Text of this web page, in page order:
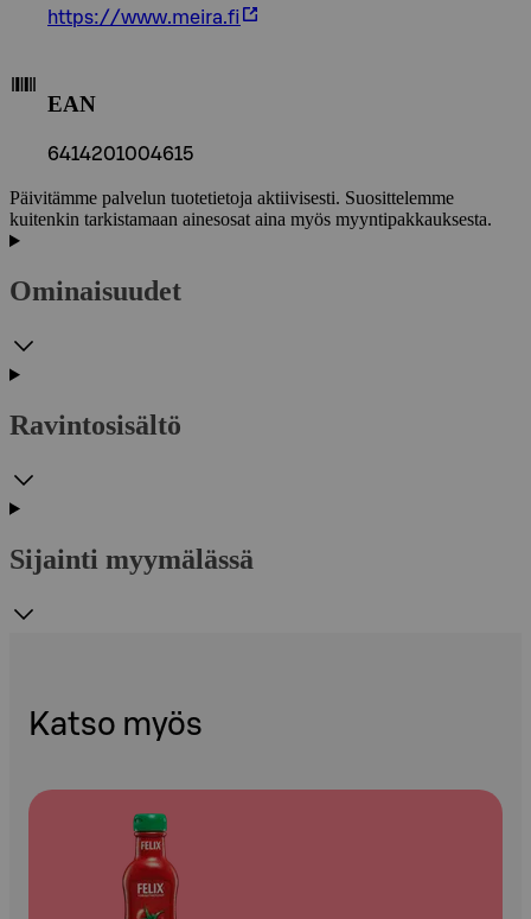
https://www.meira.fi
EAN
6414201004615
Päivitämme palvelun tuotetietoja aktiivisesti. Suosittelemme
kuitenkin tarkistamaan ainesosat aina myös myyntipakkauksesta.
Ominaisuudet
Ravintosisältö
Sijainti myymälässä
Katso myös